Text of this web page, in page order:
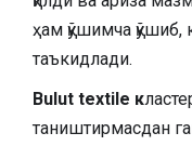
ҳам қўшимча
таъкидлади.
Bulut textile к
таништирмасдан